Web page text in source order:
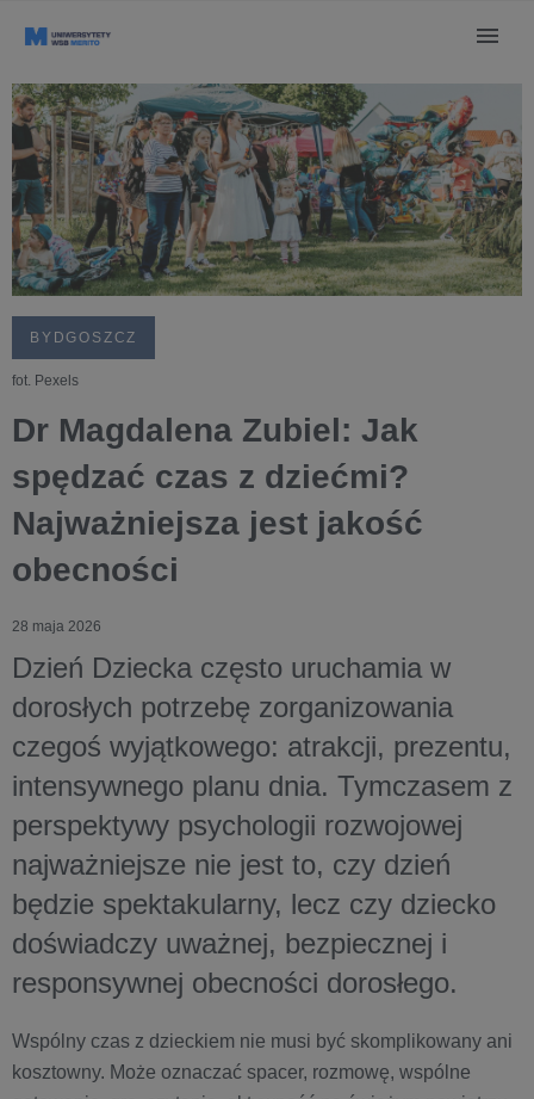
BYDGOSZCZ
fot. Pexels
Dr Magdalena Zubiel: Jak
spędzać czas z dziećmi?
Najważniejsza jest jakość
obecności
28 maja 2026
Dzień Dziecka często uruchamia w
dorosłych potrzebę zorganizowania
czegoś wyjątkowego: atrakcji, prezentu,
intensywnego planu dnia. Tymczasem z
perspektywy psychologii rozwojowej
najważniejsze nie jest to, czy dzień
będzie spektakularny, lecz czy dziecko
doświadczy uważnej, bezpiecznej i
responsywnej obecności dorosłego.
Wspólny czas z dzieckiem nie musi być skomplikowany ani
kosztowny. Może oznaczać spacer, rozmowę, wspólne